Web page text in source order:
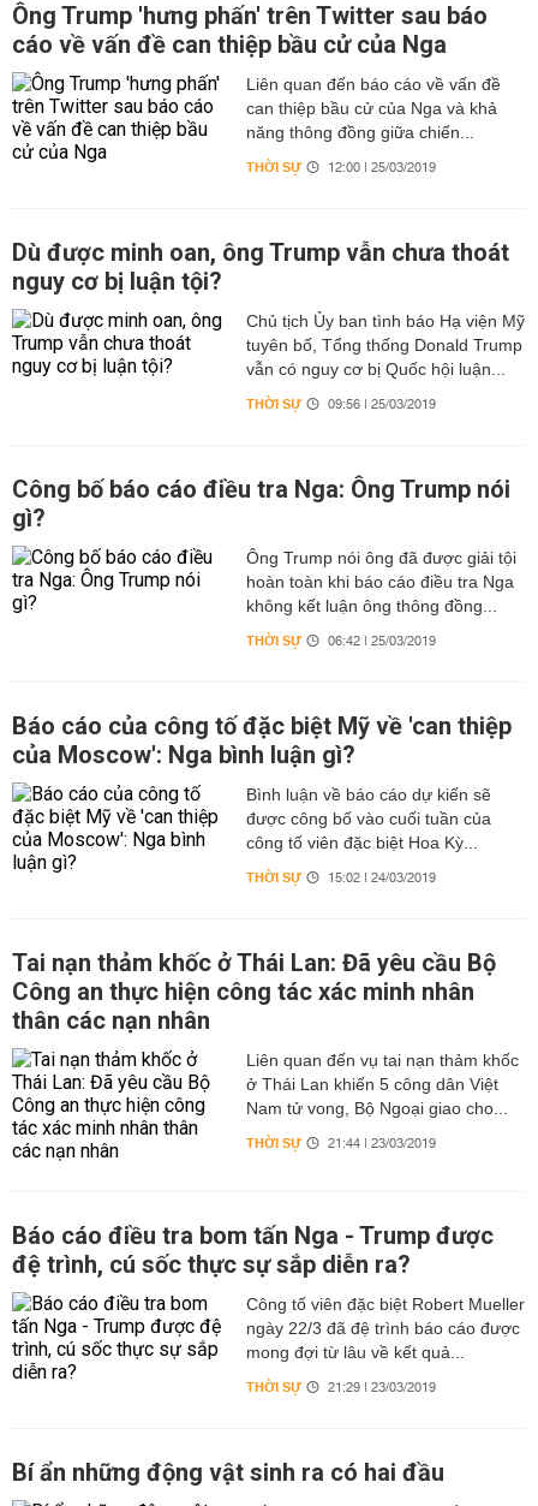
Ông Trump 'hưng phấn' trên Twitter sau báo
cáo về vấn đề can thiệp bầu cử của Nga
Liên quan đến báo cáo về vấn đề
can thiệp bầu cử của Nga và khả
năng thông đồng giữa chiến...
THỜI SỰ 12:00 | 25/03/2019
Dù được minh oan, ông Trump vẫn chưa thoát
nguy cơ bị luận tội?
Chủ tịch Ủy ban tình báo Hạ viện Mỹ
tuyên bố, Tổng thống Donald Trump
vẫn có nguy cơ bị Quốc hội luận...
THỜI SỰ 09:56 | 25/03/2019
Công bố báo cáo điều tra Nga: Ông Trump nói
gì?
Ông Trump nói ông đã được giải tội
hoàn toàn khi báo cáo điều tra Nga
không kết luận ông thông đồng...
THỜI SỰ 06:42 | 25/03/2019
Báo cáo của công tố đặc biệt Mỹ về 'can thiệp
của Moscow': Nga bình luận gì?
Bình luận về báo cáo dự kiến sẽ
được công bố vào cuối tuần của
công tố viên đặc biệt Hoa Kỳ...
THỜI SỰ 15:02 | 24/03/2019
Tai nạn thảm khốc ở Thái Lan: Đã yêu cầu Bộ
Công an thực hiện công tác xác minh nhân
thân các nạn nhân
Liên quan đến vụ tai nạn thảm khốc
ở Thái Lan khiến 5 công dân Việt
Nam tử vong, Bộ Ngoại giao cho...
THỜI SỰ 21:44 | 23/03/2019
Báo cáo điều tra bom tấn Nga - Trump được
đệ trình, cú sốc thực sự sắp diễn ra?
Công tố viên đặc biệt Robert Mueller
ngày 22/3 đã đệ trình báo cáo được
mong đợi từ lâu về kết quả...
THỜI SỰ 21:29 | 23/03/2019
Bí ẩn những động vật sinh ra có hai đầu